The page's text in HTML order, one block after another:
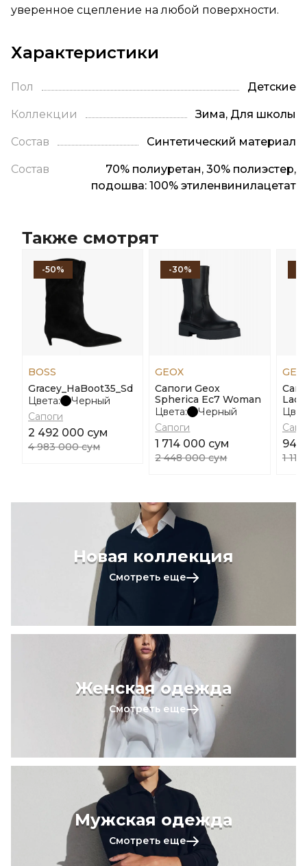
уверенное сцепление на любой поверхности.
Характеристики
Пол Детские
Коллекции Зима, Для школы
Состав Синтетический материал
Состав
70% полиуретан, 30% полиэстер,
подошва: 100% этиленвинилацетат
Также смотрят
-50%
BOSS
Gracey_HaBoot35_Sd
Цвета:
Черный
Сапоги
2 492 000 сум
4 983 000 сум
-30%
GEOX
Сапоги Geox
Spherica Ec7 Woman
Цвета:
Черный
Сапоги
1 714 000 сум
2 448 000 сум
947
1
Новая коллекция
Смотреть еще
Женская одежда
Смотреть еще
Мужская одежда
Смотреть еще